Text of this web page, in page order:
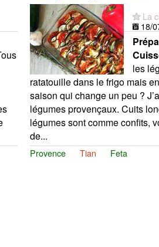
La
18/
les
ratatouille dans le frigo mais
saison qui change un peu ?
légumes provençaux. Cuits
légumes sont comme confits,
de...
Provence Tian Feta